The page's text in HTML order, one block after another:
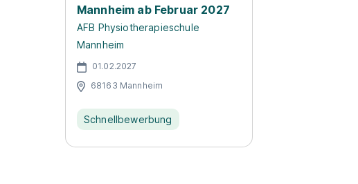
Mannheim ab Februar 2027
AFB Physiotherapieschule
Mannheim
01.02.2027
68163 Mannheim
Schnellbewerbung